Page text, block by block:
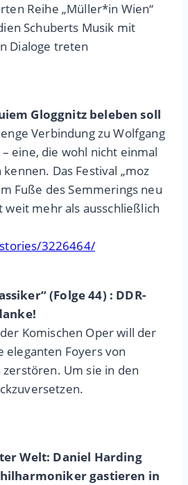
Reihe „Müller*in Wien“
Schuberts Musik mit
Dialoge treten
Gloggnitz beleben soll
Verbindung zu Wolfgang
eine, die wohl nicht einmal
Das Festival „moz
Fuße des Semmerings neu
mehr als ausschließlich
3226464/
(Folge 44) : DDR-
Komischen Oper will der
eleganten Foyers von
Um sie in den
Welt: Daniel Harding
gastieren in